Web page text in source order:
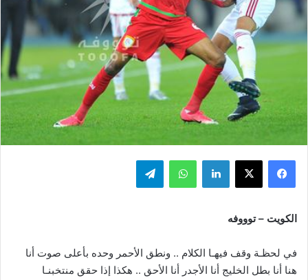
فيسبوك ‫X لينكدإن واتساب تيلقرام
الكويت – توووفه
في لحظـة وقف فيهـا الكلام .. ونطق الأحمر وحده بأعلى صوت أنا
هنا أنا بطل الخليج أنا الأجدر أنا الأحق .. هكذا إذا حقق منتخبنـا